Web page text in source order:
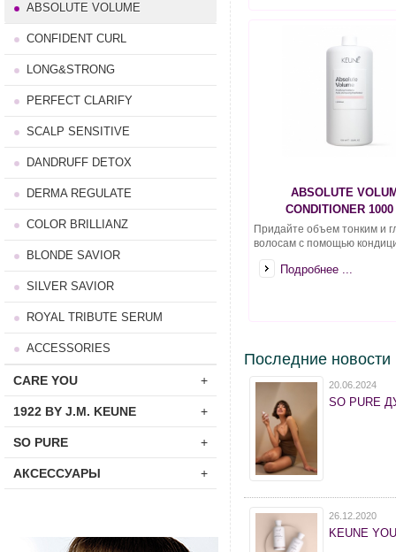
ABSOLUTE VOLUME
CONFIDENT CURL
LONG&STRONG
PERFECT CLARIFY
SCALP SENSITIVE
DANDRUFF DETOX
DERMA REGULATE
COLOR BRILLIANZ
BLONDE SAVIOR
SILVER SAVIOR
ROYAL TRIBUTE SERUM
ACCESSORIES
CARE YOU +
1922 BY J.M. KEUNE +
SO PURE +
АКСЕССУАРЫ +
ABSOLUTE
CONDITIONER
Придайте объем тонким и
волосам с помощью
Подробнее ...
Последние новости
20.06.2024
SO PURE
26.12.2020
KEUNE